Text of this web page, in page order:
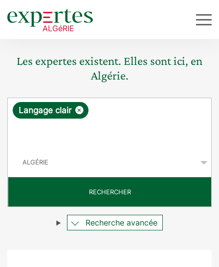
Les expertes existent. Elles sont ici, en
Algérie.
R
ê
e
×
Langage clair
RECHERCHER
Recherche avancée